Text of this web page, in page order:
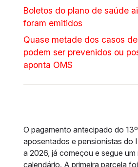
Boletos do plano de saúde
foram emitidos
Quase metade dos casos
podem ser prevenidos ou
aponta OMS
O pagamento antecipado do
aposentados e pensionistas do
a 2026, já começou e segue
calendário. A primeira parcela